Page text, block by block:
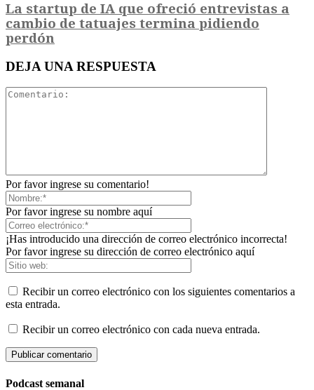
La startup de IA que ofreció entrevistas a
cambio de tatuajes termina pidiendo
perdón
DEJA UNA RESPUESTA
Por favor ingrese su comentario!
Por favor ingrese su nombre aquí
¡Has introducido una dirección de correo electrónico incorrecta!
Por favor ingrese su dirección de correo electrónico aquí
Recibir un correo electrónico con los siguientes comentarios a
esta entrada.
Recibir un correo electrónico con cada nueva entrada.
Podcast semanal